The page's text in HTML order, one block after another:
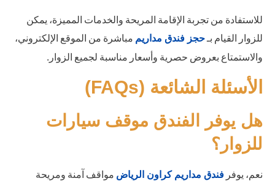
للاستفادة من تجربة الإقامة المريحة والخدمات المميزة، يمكن
للزوار القيام بـحجز فندق مداريم مباشرة من الموقع الإلكتروني،
والاستمتاع بعروض حصرية وأسعار مناسبة لجميع الزوار.
الأسئلة الشائعة (FAQs)
هل يوفر الفندق موقف سيارات
للزوار؟
نعم، يوفر فندق مداريم كراون الرياض مواقف آمنة ومريحة